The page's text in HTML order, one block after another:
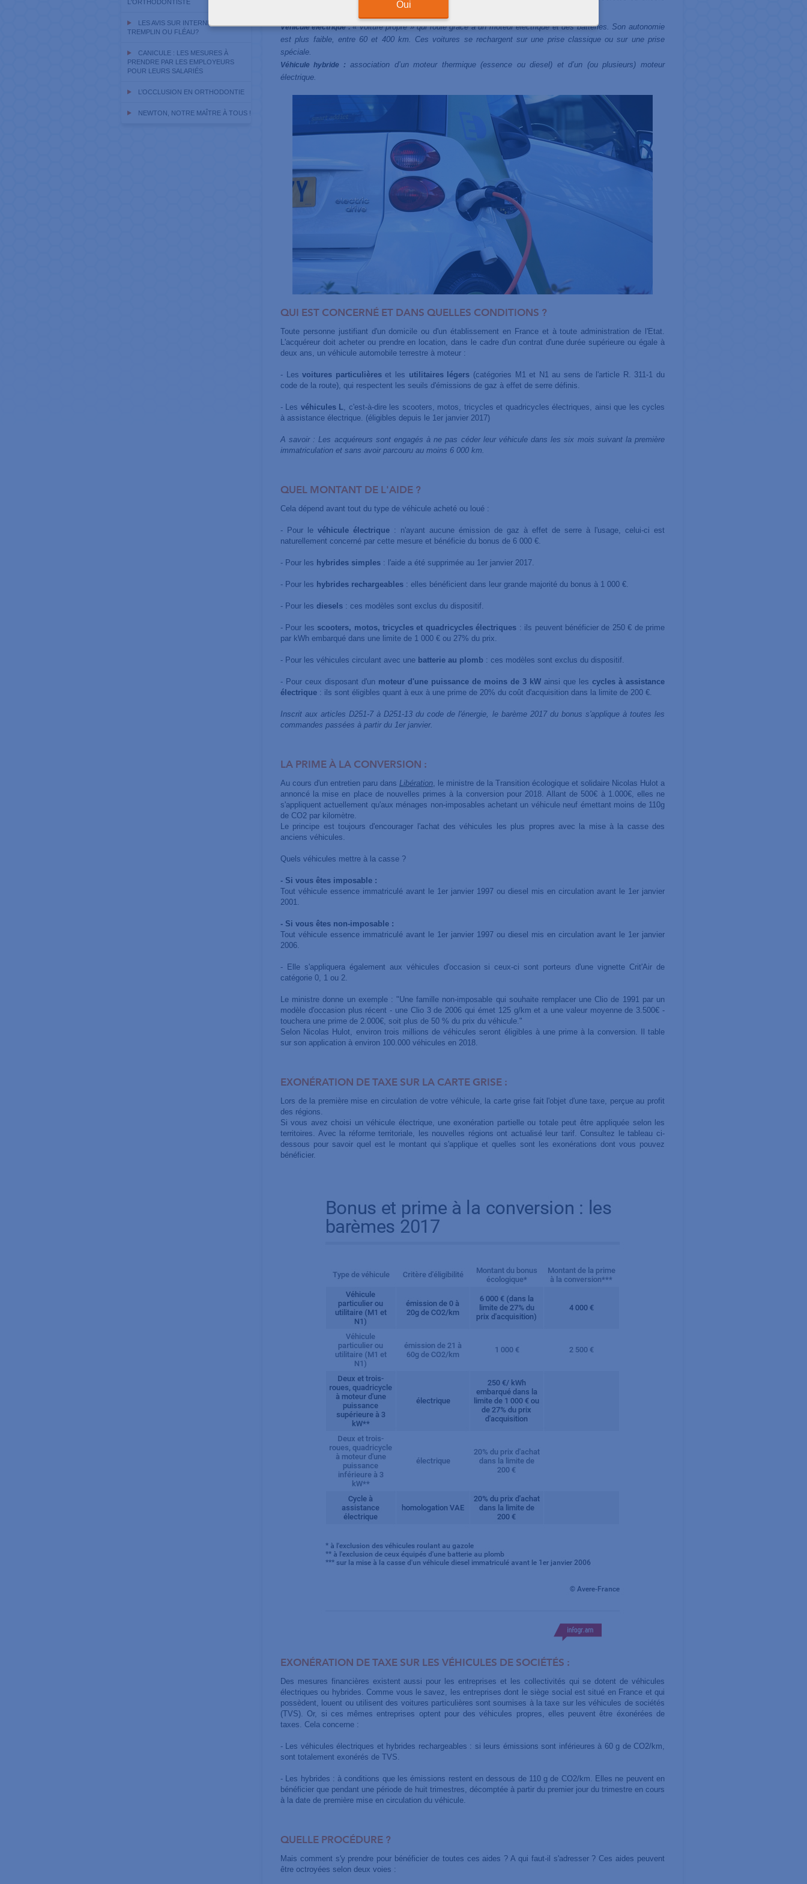
Oui
L'ORTHODONTISTE
LES AVIS SUR INTERNET :
TREMPLIN OU FLÉAU?
CANICULE : LES MESURES À
PRENDRE PAR LES EMPLOYEURS
POUR LEURS SALARIÉS
L’OCCLUSION EN ORTHODONTIE
NEWTON, NOTRE MAÎTRE À TOUS !
. Quid donc de ces incitations aujourd'hui ?
Véhicule électrique : « voiture propre » qui roule grâce à un moteur électrique et des batteries. Son autonomie
est plus faible, entre 60 et 400 km. Ces voitures se rechargent sur une prise classique ou sur une prise
spéciale.
Véhicule hybride : association d’un moteur thermique (essence ou diesel) et d’un (ou plusieurs) moteur
électrique.
QUI EST CONCERNÉ ET DANS QUELLES CONDITIONS ?
Toute personne justifiant d'un domicile ou d'un établissement en France et à toute administration de l'Etat.
L'acquéreur doit acheter ou prendre en location, dans le cadre d'un contrat d'une durée supérieure ou égale à
deux ans, un véhicule automobile terrestre à moteur :
- Lesvoitures particulièreset les utilitaires légers (catégories M1 et N1 au sens de l'article R. 311-1 du
code de la route), qui respectent les seuils d'émissions de gaz à effet de serre définis.
- Les véhicules L, c'est-à-dire les scooters, motos, tricycles et quadricycles électriques, ainsi que les cycles
à assistance électrique. (éligibles depuis le 1er janvier 2017)
A savoir : Les acquéreurs sont engagés à ne pas céder leur véhicule dans les six mois suivant la première
immatriculation et sans avoir parcouru au moins 6 000 km.
QUEL MONTANT DE L'AIDE ?
Cela dépend avant tout du type de véhicule acheté ou loué :
- Pour le véhicule électrique: n'ayant aucune émission de gaz à effet de serre à l'usage, celui-ci est
naturellement concerné par cette mesure et bénéficie du bonus de 6 000 €.
- Pour les hybrides simples: l'aide a été supprimée au 1er janvier 2017.
- Pour les hybrides rechargeables: elles bénéficient dans leur grande majorité du bonus à 1 000 €.
- Pour les diesels: ces modèles sont exclus du dispositif.
- Pour les scooters, motos, tricycles et quadricycles électriques : ils peuvent bénéficier de 250 € de prime
par kWh embarqué dans une limite de 1 000 € ou 27% du prix.
- Pour les véhicules circulant avec une batterie au plomb : ces modèles sont exclus du dispositif.
- Pour ceux disposant d'un moteur d'une puissance de moins de 3 kWainsi que les cycles à assistance
électrique: ils sont éligibles quant à eux à une prime de 20% du coût d'acquisition dans la limite de 200 €.
Inscrit aux articles D251-7 à D251-13 du code de l'énergie, le barème 2017 du bonus s'applique à toutes les
commandes passées à partir du 1er janvier.
LA PRIME À LA CONVERSION :
Au cours d'un entretien paru dans Libération, le ministre de la Transition écologique et solidaire Nicolas Hulot a
annoncé la mise en place de nouvelles primes à la conversion pour 2018. Allant de 500€ à 1.000€, elles ne
s'appliquent actuellement qu'aux ménages non-imposables achetant un véhicule neuf émettant moins de 110g
de CO2 par kilomètre.
Le principe est toujours d'encourager l'achat des véhicules les plus propres avec la mise à la casse des
anciens véhicules.
Quels véhicules mettre à la casse ?
- Si vous êtes imposable :
Tout véhicule essence immatriculé avant le 1er janvier 1997 ou diesel mis en circulation avant le 1er janvier
2001.
- Si vous êtes non-imposable :
Tout véhicule essence immatriculé avant le 1er janvier 1997 ou diesel mis en circulation avant le 1er janvier
2006.
- Elle s'appliquera également aux véhicules d'occasion si ceux-ci sont porteurs d'une vignette Crit'Air de
catégorie 0, 1 ou 2.
Le ministre donne un exemple : "Une famille non-imposable qui souhaite remplacer une Clio de 1991 par un
modèle d'occasion plus récent - une Clio 3 de 2006 qui émet 125 g/km et a une valeur moyenne de 3.500€ -
touchera une prime de 2.000€, soit plus de 50 % du prix du véhicule."
Selon Nicolas Hulot, environ trois millions de véhicules seront éligibles à une prime à la conversion. Il table
sur son application à environ 100.000 véhicules en 2018.
EXONÉRATION DE TAXE SUR LA CARTE GRISE :
Lors de la première mise en circulation de votre véhicule, la carte grise fait l'objet d'une taxe, perçue au profit
des régions.
Si vous avez choisi un véhicule électrique, une exonération partielle ou totale peut être appliquée selon les
territoires. Avec la réforme territoriale, les nouvelles régions ont actualisé leur tarif. Consultez le tableau ci-
dessous pour savoir quel est le montant qui s'applique et quelles sont les exonérations dont vous pouvez
bénéficier.
EXONÉRATION DE TAXE SUR LES VÉHICULES DE SOCIÉTÉS :
Des mesures financières existent aussi pour les entreprises et les collectivités qui se dotent de véhicules
électriques ou hybrides. Comme vous le savez, les entreprises dont le siège social est situé en France et qui
possèdent, louent ou utilisent des voitures particulières sont soumises à la taxe sur les véhicules de sociétés
(TVS). Or, si ces mêmes entreprises optent pour des véhicules propres, elles peuvent être éxonérées de
taxes. Cela concerne :
- Les véhicules électriques et hybrides rechargeables : si leurs émissions sont inférieures à 60 g de CO2/km,
sont totalement exonérés de TVS.
- Les hybrides : à conditions que les émissions restent en dessous de 110 g de CO2/km. Elles ne peuvent en
bénéficier que pendant une période de huit trimestres, décomptée à partir du premier jour du trimestre en cours
à la date de première mise en circulation du véhicule.
QUELLE PROCÉDURE ?
Mais comment s'y prendre pour bénéficier de toutes ces aides ? A qui faut-il s'adresser ? Ces aides peuvent
être octroyées selon deux voies :